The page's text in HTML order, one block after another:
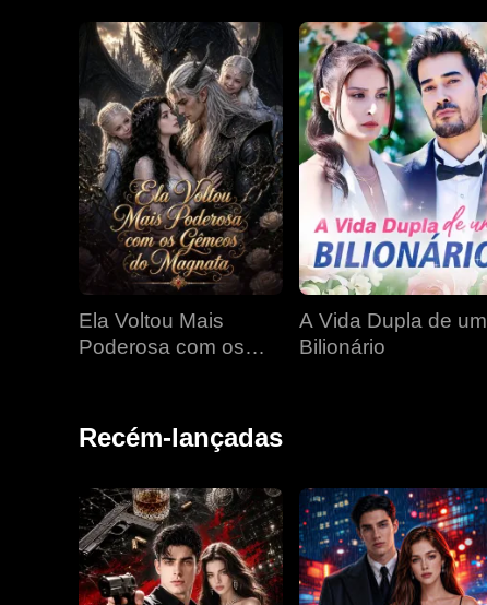
Ela Voltou Mais
Poderosa com os
A Vida Dupla de um
Bilionário
Recém-lançadas